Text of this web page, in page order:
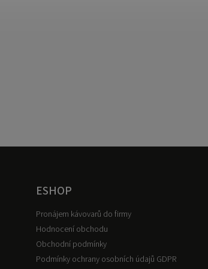
ESHOP
Pronájem kávovarů do firmy
Hodnocení obchodu
Obchodní podmínky
Podmínky ochrany osobních údajů GDPR